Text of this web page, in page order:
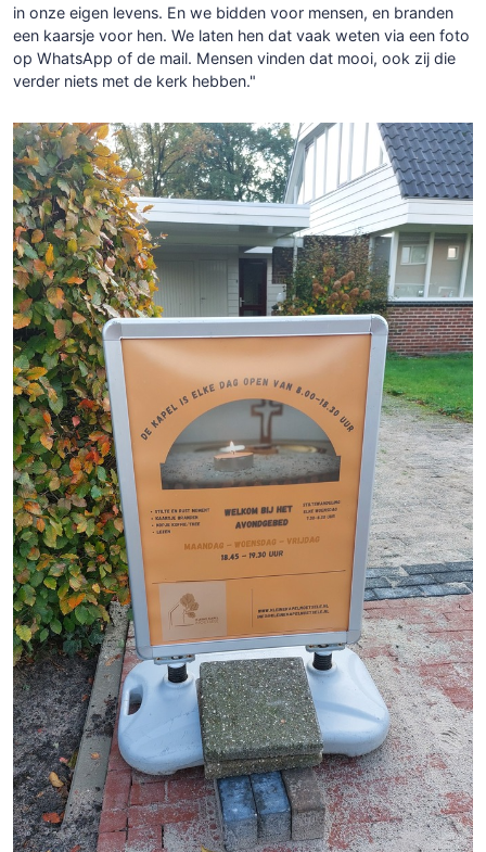
in onze eigen levens. En we bidden voor mensen, en branden
een kaarsje voor hen. We laten hen dat vaak weten via een foto
op WhatsApp of de mail. Mensen vinden dat mooi, ook zij die
verder niets met de kerk hebben."